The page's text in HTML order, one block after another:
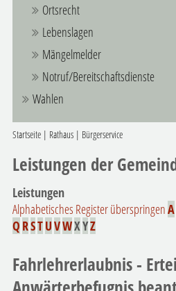
Ortsrecht
Lebenslagen
Mängelmelder
Notruf/Bereitschaftsdienste
Wahlen
Startseite| Rathaus| Bürgerservice
Leistungen der
Leistungen
Alphabetisches Register überspringenA
Q RSTUVWXYZ
Fahrlehrerlaubnis -